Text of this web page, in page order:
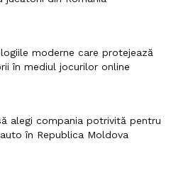
moderne care protejează
în mediul jocurilor online
alegi compania potrivită pentru
în Republica Moldova